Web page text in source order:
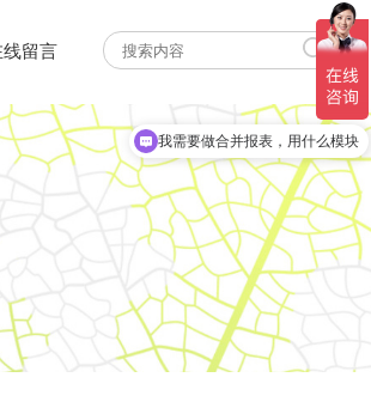
线留言
我需要做合并报表，用什么模块